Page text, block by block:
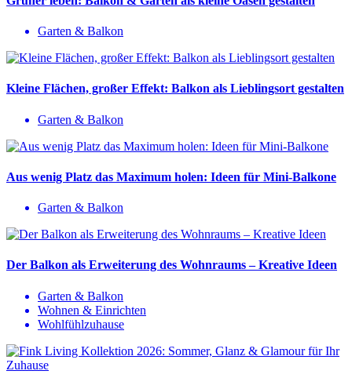
Garten & Balkon
Kleine Flächen, großer Effekt: Balkon als Lieblingsort gestalten
Garten & Balkon
Aus wenig Platz das Maximum holen: Ideen für Mini-Balkone
Garten & Balkon
Der Balkon als Erweiterung des Wohnraums – Kreative Ideen
Garten & Balkon
Wohnen & Einrichten
Wohlfühlzuhause